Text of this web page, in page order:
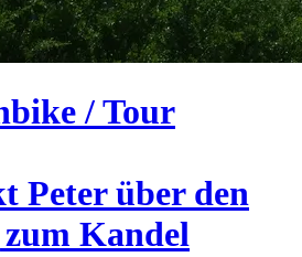
/ Tour
Peter über den
Kandel